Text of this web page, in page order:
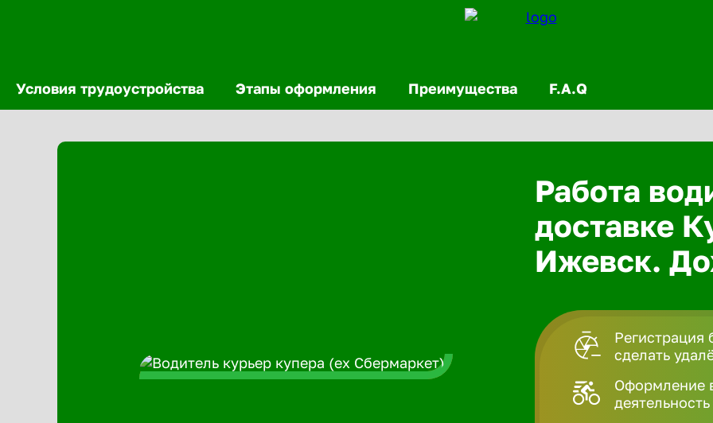
Условия трудоустройства Этапы оформления Преимущества F.A.Q
Работа
доставке
Ижевск.
Регистрация
сделать
Оформление